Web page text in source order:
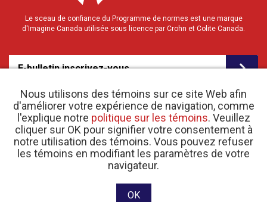
Nous utilisons des témoins sur ce site Web afin
d'améliorer votre expérience de navigation, comme
l'explique notre politique sur les témoins. Veuillez
cliquer sur OK pour signifier votre consentement à
notre utilisation des témoins. Vous pouvez refuser
les témoins en modifiant les paramètres de votre
navigateur.
OK
Le sceau de confiance du Programme de normes est une marque
d'Imagine Canada utilisée sous licence par Crohn et Colite Canada.
E-bulletin inscrivez-vous
© 2026 Crohn et Colite Canada |Politique de confidentialité
d’organisme de bienfaisance 11883 1486 RR 0001
Site web conçu et développé par raisin Software.